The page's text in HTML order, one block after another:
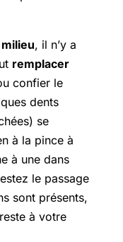
, il n’y a
remplacer
confier le
dents
se
à la pince à
à une dans
le passage
sont présents,
à votre